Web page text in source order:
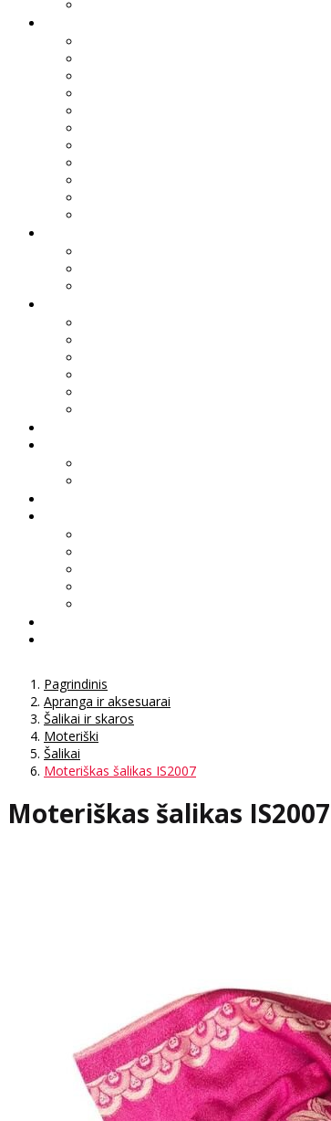
Pagrindinis
Apranga ir aksesuarai
Šalikai ir skaros
Moteriški
Šalikai
Moteriškas šalikas IS2007
Moteriškas šalikas IS2007